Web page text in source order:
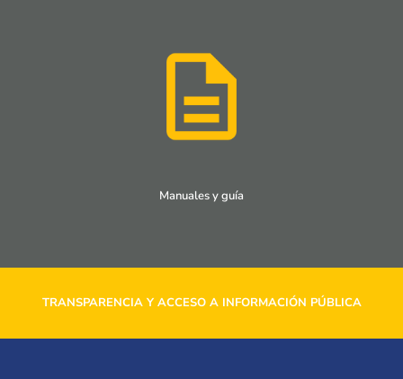
Manuales y guía
TRANSPARENCIA Y ACCESO A INFORMACIÓN PÚBLICA